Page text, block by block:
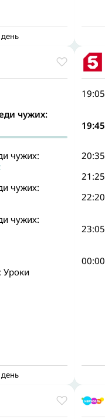
чужих:
чужих:
чужих:
чужих:
Уроки
19:05
19:45
20:35
21:25
22:20
23:05
00:00